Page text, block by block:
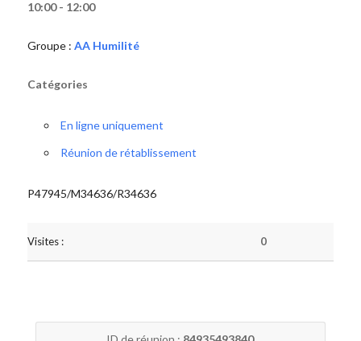
10:00 - 12:00
Groupe : AA Humilité
Catégories
En ligne uniquement
Réunion de rétablissement
P47945/M34636/R34636
Visites : 0